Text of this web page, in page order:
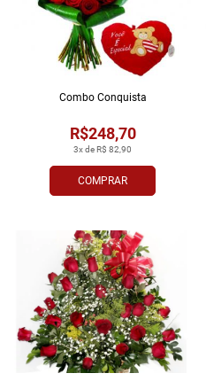
COMPRAR
3x de R$ 82,90
R$248,70
Combo Conquista